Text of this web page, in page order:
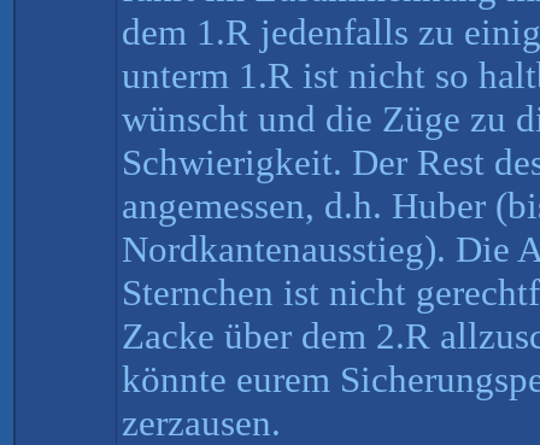
dem 1.R jedenfalls zu
unterm 1.R ist nicht so
wünscht und die Züge zu
Schwierigkeit. Der Rest
angemessen, d.h. Huber
Nordkantenausstieg). Die
Sternchen ist nicht
Zacke über dem 2.R
könnte eurem
zerzausen.